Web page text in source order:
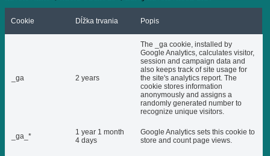
Cookie Dĺžka trvania Popis
_ga 2 years
The _ga cookie, installed by
Google Analytics, calculates visitor,
session and campaign data and
also keeps track of site usage for
the site's analytics report. The
cookie stores information
anonymously and assigns a
randomly generated number to
recognize unique visitors.
_ga_*
1 year 1 month
4 days
Google Analytics sets this cookie to
store and count page views.